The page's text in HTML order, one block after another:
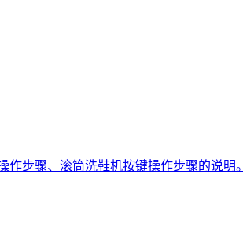
步骤、滚筒洗鞋机按键操作步骤的说明。